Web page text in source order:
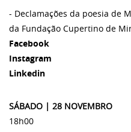
- Declamações da poesia de
da Fundação Cupertino de
Facebook
Instagram
Linkedin
SÁBADO | 28 NOVEMBRO
18h00